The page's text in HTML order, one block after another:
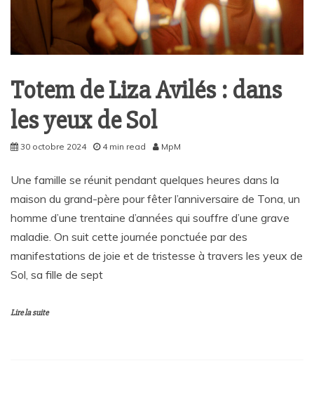
Totem de Liza Avilés : dans
les yeux de Sol
30 octobre 2024 4 min read MpM
Une famille se réunit pendant quelques heures dans la
maison du grand-père pour fêter l’anniversaire de Tona, un
homme d’une trentaine d’années qui souffre d’une grave
maladie. On suit cette journée ponctuée par des
manifestations de joie et de tristesse à travers les yeux de
Sol, sa fille de sept
Lire la suite